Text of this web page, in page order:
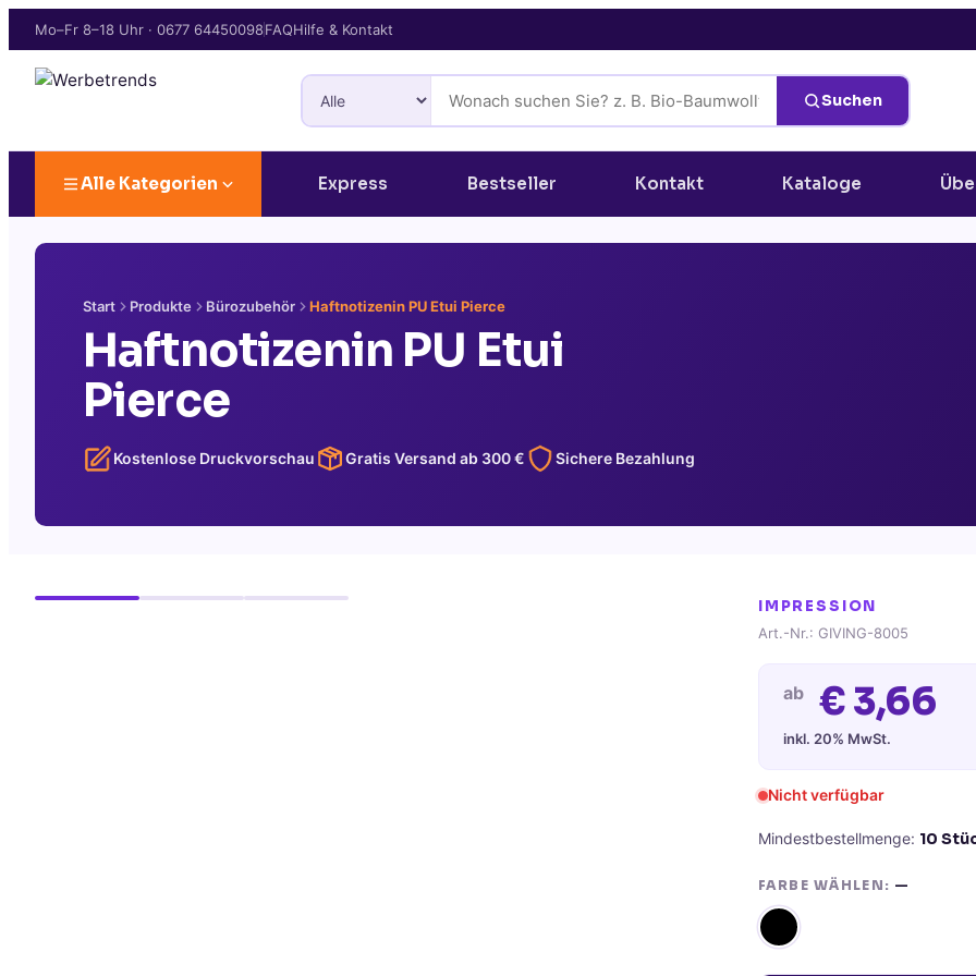
Mo–Fr 8–18 Uhr · 0677 64450098FAQHilfe & Kontakt
Suchen
Alle Kategorien Express Bestseller Kontakt Kataloge
Start Produkte Bürozubehör Haftnotizenin PU Etui Pierce
Haftnotizenin PU Etui
Pierce
Kostenlose Druckvorschau Gratis Versand ab 300€ Sichere Bezahlung
IMPRESSION
Art.-Nr.: GIVING-8005
ab €3,66
inkl. 20% MwSt.
Nicht verfügbar
Mindestbestellmenge: 10
FARBE WÄHLEN: —